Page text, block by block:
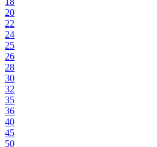
20
22
24
25
26
28
30
32
35
36
40
45
50